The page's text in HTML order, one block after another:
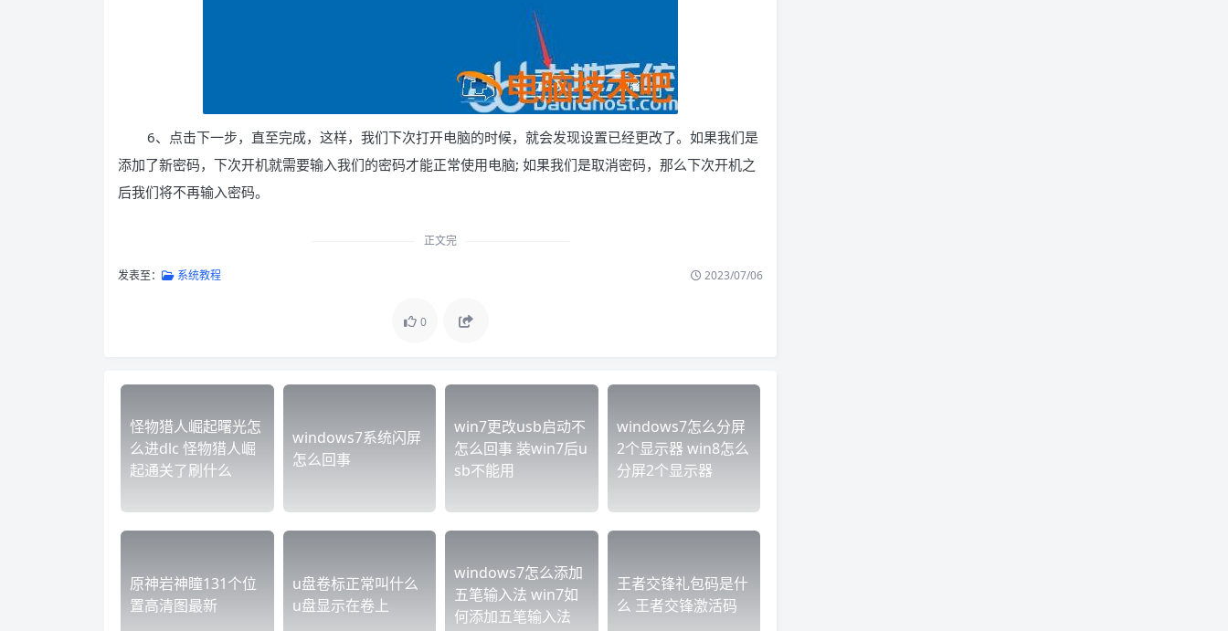
6、点击下一步，直至完成，这样，我们下次打开电脑的时候，就会发现设置已经更改了。如果我们是
添加了新密码，下次开机就需要输入我们的密码才能正常使用电脑; 如果我们是取消密码，那么下次开机之
后我们将不再输入密码。
正文完
发表至： 系统教程 2023/07/06
0
怪物猎人崛起曙光怎
么进dlc 怪物猎人崛
起通关了刷什么
windows7系统闪屏
怎么回事
win7更改usb启动不
怎么回事 装win7后u
sb不能用
windows7怎么分屏
2个显示器 win8怎么
分屏2个显示器
原神岩神瞳131个位
置高清图最新
u盘卷标正常叫什么
u盘显示在卷上
windows7怎么添加
五笔输入法 win7如
何添加五笔输入法
王者交锋礼包码是什
么 王者交锋激活码